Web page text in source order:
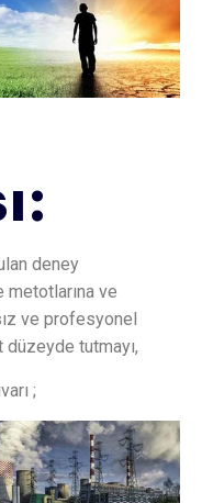
deney
ve
ve profesyonel
tutmayı,
;